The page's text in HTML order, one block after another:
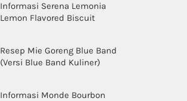
Informasi Serena Lemonia
Lemon Flavored Biscuit
Resep Mie Goreng Blue Band
(Versi Blue Band Kuliner)
Informasi Monde Bourbon